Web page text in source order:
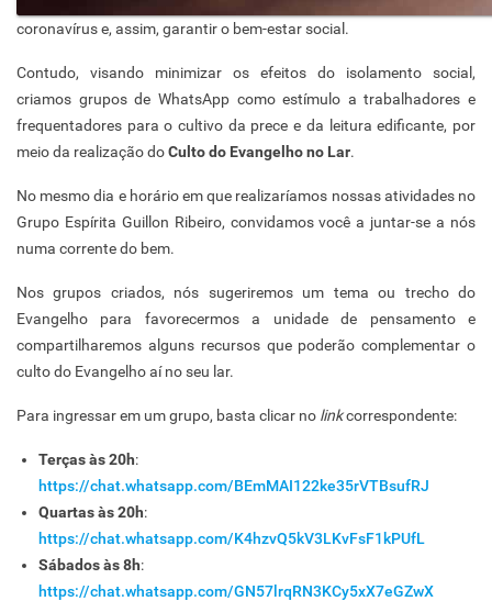
coronavírus e, assim, garantir o bem-estar social.
Contudo, visando minimizar os efeitos do isolamento social,
criamos grupos de WhatsApp como estímulo a trabalhadores e
frequentadores para o cultivo da prece e da leitura edificante, por
meio da realização doCulto do Evangelho no Lar.
No mesmo dia e horário em que realizaríamos nossas atividades no
Grupo Espírita Guillon Ribeiro, convidamos você a juntar-se a nós
numa corrente do bem.
Nos grupos criados, nós sugeriremos um tema ou trecho do
Evangelho para favorecermos a unidade de pensamento e
compartilharemos alguns recursos que poderão complementar o
culto do Evangelho aí no seu lar.
Para ingressar em um grupo, basta clicar no linkcorrespondente:
Terças às 20h:
https://chat.whatsapp.com/BEmMAI122ke35rVTBsufRJ
Quartas às 20h:
https://chat.whatsapp.com/K4hzvQ5kV3LKvFsF1kPUfL
Sábados às 8h:
https://chat.whatsapp.com/GN57lrqRN3KCy5xX7eGZwX